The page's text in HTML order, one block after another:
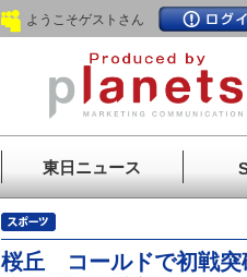
ようこそゲストさん
東日ニュース
桜丘 コールドで初戦突